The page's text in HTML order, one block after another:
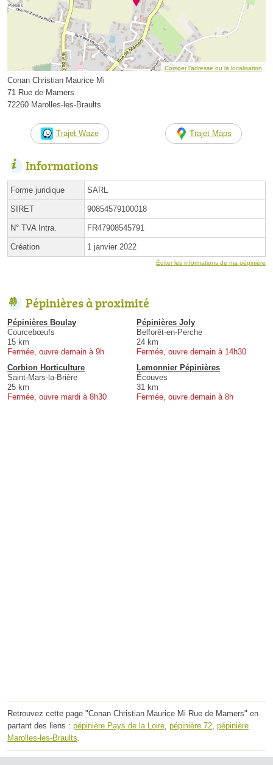
Corriger l’adresse ou la localisation
Conan Christian Maurice Mi
71 Rue de Mamers
72260 Marolles-les-Braults
Trajet Waze Trajet Maps
Informations
Forme juridique SARL
SIRET 90854579100018
N° TVA Intra. FR47908545791
Création 1 janvier 2022
Éditer les informations de ma pépinière
Pépinières à proximité
Pépinières Boulay
Courcebœufs
15 km
Fermée, ouvre demain à 9h
Pépinières Joly
Belforêt-en-Perche
24 km
Fermée, ouvre demain à 14h30
Corbion Horticulture
Saint-Mars-la-Brière
25 km
Fermée, ouvre mardi à 8h30
Lemonnier Pépinières
Écouves
31 km
Fermée, ouvre demain à 8h
Retrouvez cette page "Conan Christian Maurice Mi Rue de Mamers" en
partant des liens : pépinière Pays de la Loire pépinière 72 pépinière
Marolles-les-Braults